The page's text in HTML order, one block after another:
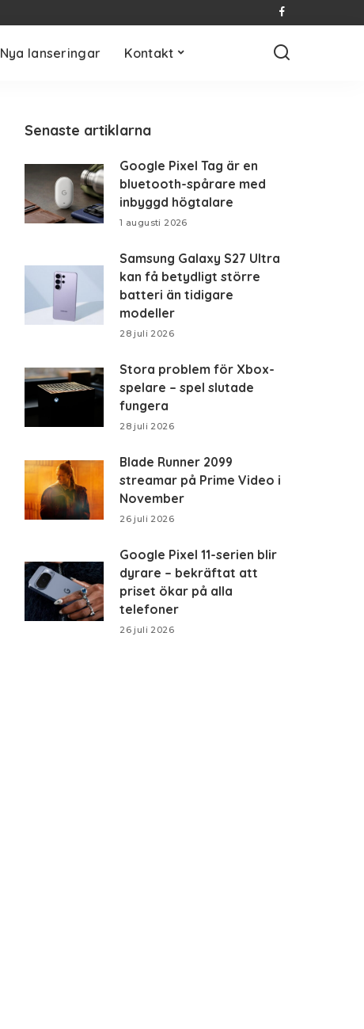
Nya lanseringar Kontakt
Senaste artiklarna
Google Pixel Tag är en
bluetooth-spårare med
inbyggd högtalare
1 augusti 2026
Samsung Galaxy S27 Ultra
kan få betydligt större
batteri än tidigare
modeller
28 juli 2026
Stora problem för Xbox-
spelare – spel slutade
fungera
28 juli 2026
Blade Runner 2099
streamar på Prime Video i
November
26 juli 2026
Google Pixel 11-serien blir
dyrare – bekräftat att
priset ökar på alla
telefoner
26 juli 2026